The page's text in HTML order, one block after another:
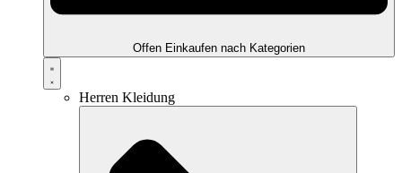
Offen Einkaufen nach Kategorien
Herren Kleidung